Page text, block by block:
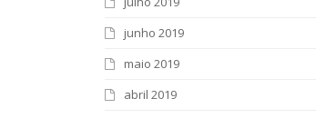
junho 2019
maio 2019
abril 2019